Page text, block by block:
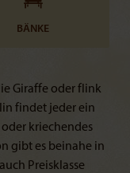
BÄNKE
Giraffe oder flink
findet jeder ein
kriechendes
gibt es beinahe in
Preisklasse